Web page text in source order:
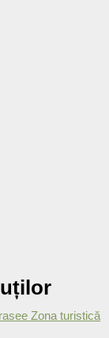
Zona turistică